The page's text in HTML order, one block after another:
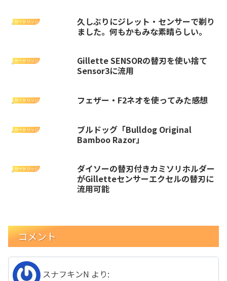
カートリッジ
久しぶりにジレット・センサーで剃り
ました。何もかもみな素晴らしい。
カートリッジ
Gillette SENSORの替刃を使い捨て
Sensor3に流用
カートリッジ フェザー・F2ネオを使ってみた感想
カートリッジ
ブルドッグ「Bulldog Original
Bamboo Razor」
カートリッジ
ダイソーの替刃付きカミソリホルダー
がGilletteセンサーエクセルの替刃に
流用可能
コメント
スナフキンN より: